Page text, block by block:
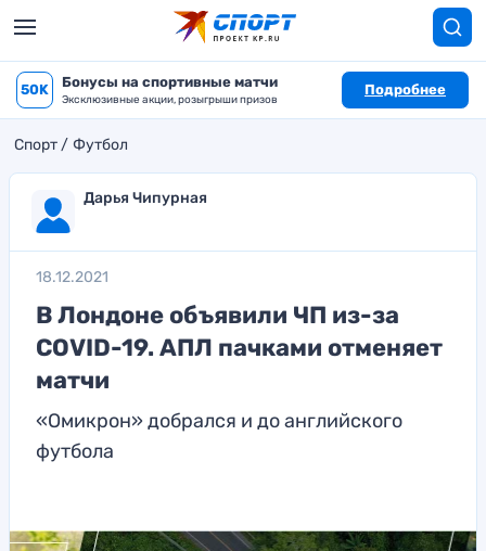
50K Бонусы на спортивные матчи
Эксклюзивные акции, розыгрыши призов
Подробнее
Спорт Футбол
Дарья Чипурная
18.12.2021
В Лондоне объявили ЧП из-за
COVID-19. АПЛ пачками отменяет
матчи
«Омикрон» добрался и до английского
футбола